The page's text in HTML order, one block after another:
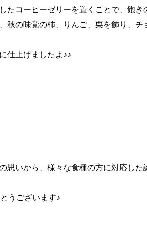
たコーヒーゼリーを置くことで、飽き
秋の味覚の柿、りんご、栗を飾り、チ
仕上げましたよ♪♪
思いから、様々な食種の方に対応した
うございます♪